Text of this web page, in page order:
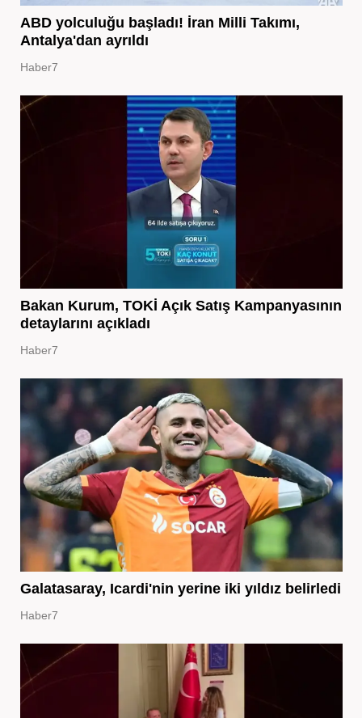
ABD yolculuğu başladı! İran Milli Takımı,
Antalya'dan ayrıldı
Haber7
Bakan Kurum, TOKİ Açık Satış Kampanyasının
detaylarını açıkladı
Haber7
Galatasaray, Icardi'nin yerine iki yıldız belirledi
Haber7